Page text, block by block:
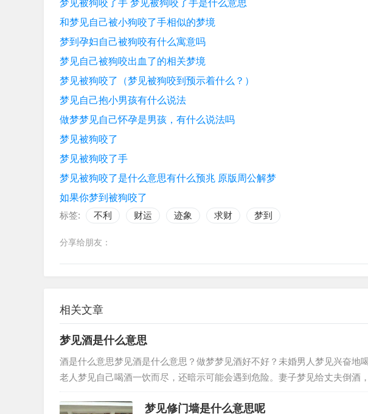
梦见被狗咬了手 梦见被狗咬了手是什么意思
和梦见自己被小狗咬了手相似的梦境
梦到孕妇自己被狗咬有什么寓意吗
梦见自己被狗咬出血了的相关梦境
梦见被狗咬了（梦见被狗咬到预示着什么？）
梦见自己抱小男孩有什么说法
做梦梦见自己怀孕是男孩，有什么说法吗
梦见被狗咬了
梦见被狗咬了手
梦见被狗咬了是什么意思有什么预兆 原版周公解梦
如果你梦到被狗咬了
标签:
不利 财运 迹象 求财 梦到
分享给朋友：
相关文章
梦见酒是什么意思
酒是什么意思梦见酒是什么意思？做梦梦见酒好不好？未婚男人梦见兴奋地
老人梦见自己喝酒一饮而尽，还暗示可能会遇到危险。妻子梦见给丈夫倒酒
杯酒，夫妻或情人会恩爱如初。女人…
梦见修门墙是什么意思呢